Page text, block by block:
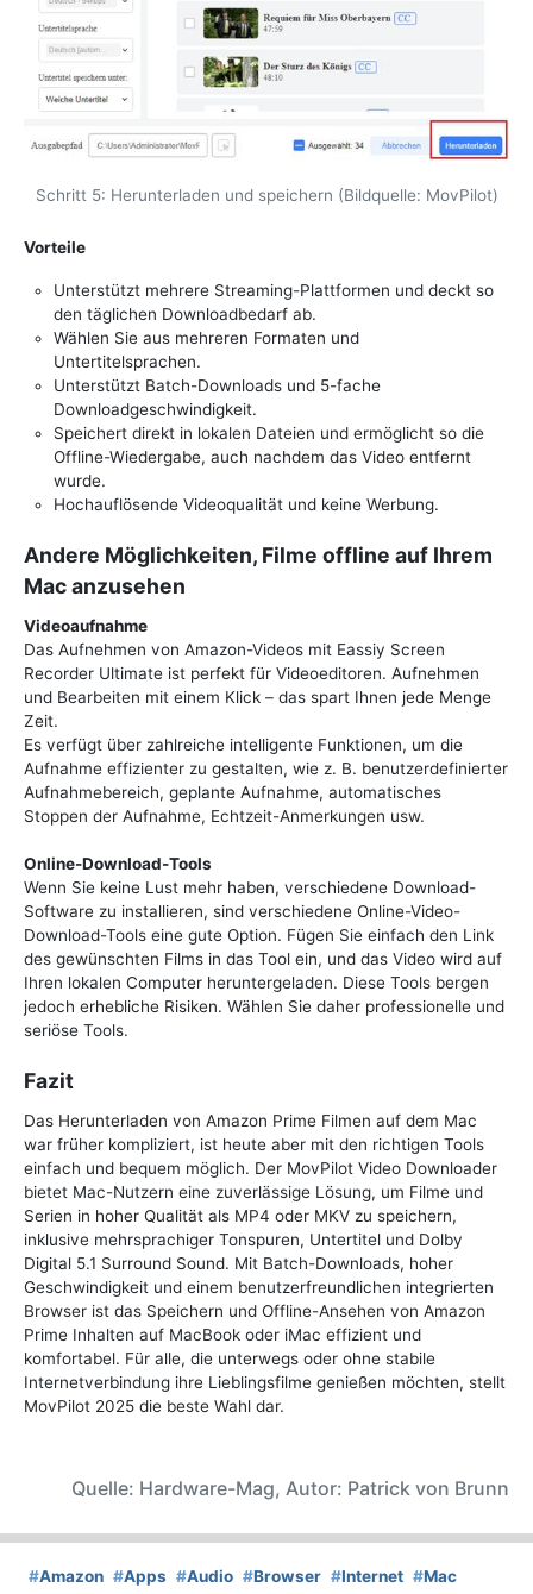
Schritt 5: Herunterladen und speichern (Bildquelle: MovPilot)
Vorteile
Unterstützt mehrere Streaming-Plattformen und deckt so
den täglichen Downloadbedarf ab.
Wählen Sie aus mehreren Formaten und
Untertitelsprachen.
Unterstützt Batch-Downloads und 5-fache
Downloadgeschwindigkeit.
Speichert direkt in lokalen Dateien und ermöglicht so die
Offline-Wiedergabe, auch nachdem das Video entfernt
wurde.
Hochauflösende Videoqualität und keine Werbung.
Andere Möglichkeiten, Filme offline auf Ihrem
Mac anzusehen
Videoaufnahme
Das Aufnehmen von Amazon-Videos mit Eassiy Screen
Recorder Ultimate ist perfekt für Videoeditoren. Aufnehmen
und Bearbeiten mit einem Klick – das spart Ihnen jede Menge
Zeit.
Es verfügt über zahlreiche intelligente Funktionen, um die
Aufnahme effizienter zu gestalten, wie z. B. benutzerdefinierter
Aufnahmebereich, geplante Aufnahme, automatisches
Stoppen der Aufnahme, Echtzeit-Anmerkungen usw.
Online-Download-Tools
Wenn Sie keine Lust mehr haben, verschiedene Download-
Software zu installieren, sind verschiedene Online-Video-
Download-Tools eine gute Option. Fügen Sie einfach den Link
des gewünschten Films in das Tool ein, und das Video wird auf
Ihren lokalen Computer heruntergeladen. Diese Tools bergen
jedoch erhebliche Risiken. Wählen Sie daher professionelle und
seriöse Tools.
Fazit
Das Herunterladen von Amazon Prime Filmen auf dem Mac
war früher kompliziert, ist heute aber mit den richtigen Tools
einfach und bequem möglich. Der MovPilot Video Downloader
bietet Mac-Nutzern eine zuverlässige Lösung, um Filme und
Serien in hoher Qualität als MP4 oder MKV zu speichern,
inklusive mehrsprachiger Tonspuren, Untertitel und Dolby
Digital 5.1 Surround Sound. Mit Batch-Downloads, hoher
Geschwindigkeit und einem benutzerfreundlichen integrierten
Browser ist das Speichern und Offline-Ansehen von Amazon
Prime Inhalten auf MacBook oder iMac effizient und
komfortabel. Für alle, die unterwegs oder ohne stabile
Internetverbindung ihre Lieblingsfilme genießen möchten, stellt
MovPilot 2025 die beste Wahl dar.
Quelle: Hardware-Mag, Autor: Patrick von Brunn
#Amazon #Apps #Audio #Browser #Internet #Mac